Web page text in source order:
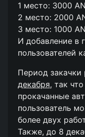
1 место: 3000
2 место: 2000
3 место: 1000
И добавление в
пользователей
Период закачки
декабря, так
прокачанные
пользователь
более двух
Также, до 8